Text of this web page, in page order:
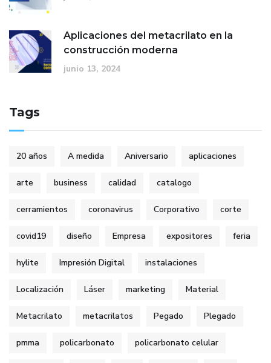
Aplicaciones del metacrilato en la
construcción moderna
junio 13, 2024
Tags
20 años A medida Aniversario aplicaciones
arte business calidad catalogo
cerramientos coronavirus Corporativo corte
covid19 diseño Empresa expositores feria
hylite Impresión Digital instalaciones
Localización Láser marketing Material
Metacrilato metacrilatos Pegado Plegado
pmma policarbonato policarbonato celular